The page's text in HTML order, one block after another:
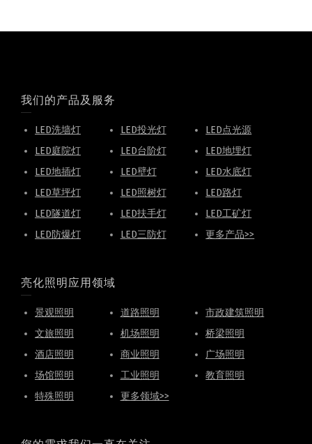
我们的产品及服务
LED洗墙灯 LED投光灯
LED点光源
LED庭院灯
LED台阶灯
LED地埋灯
LED地插灯
LED壁灯
LED水底灯
LED草坪灯
LED照树灯
LED路灯
LED隧道灯
LED扶手灯
LED工矿灯
LED防爆灯
LED三防灯 更多产品>>
亮化照明应用领域
景观照明 道路照明
市政建筑照明
文旅照明
机场照明
桥梁照明
酒店照明
商业照明
广场照明
场馆照明
工业照明
教育照明
特殊照明
更多领域>>